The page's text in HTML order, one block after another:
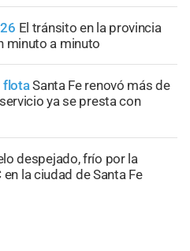
El tránsito en la provincia
minuto a minuto
flotaSanta Fe renovó más de
ya se presta con
despejado, frío por la
la ciudad de Santa Fe